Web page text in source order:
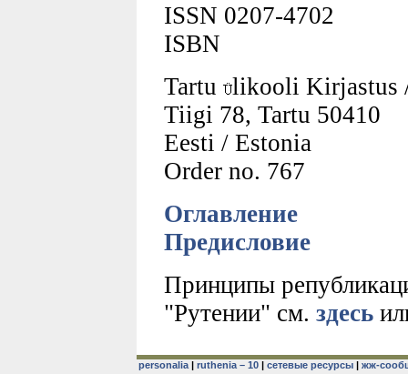
ISSN 0207-4702
ISBN
Tartu likooli Kirjastus
Tiigi 78, Tartu 50410
Eesti / Estonia
Order no. 767
Оглавление
Предисловие
Принципы
"Рутении" см. здесь
personalia| ruthenia – 10| сетевые ресурсы| жж-